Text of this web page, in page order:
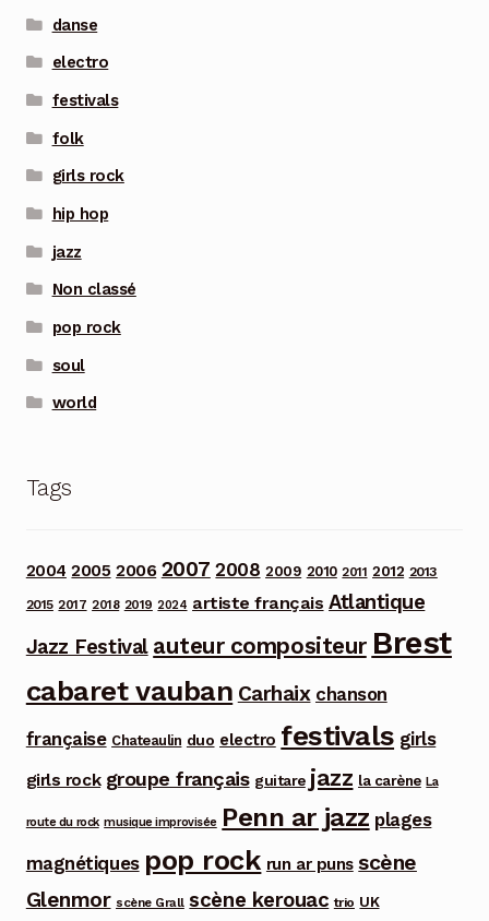
danse
electro
festivals
folk
girls rock
hip hop
jazz
Non classé
pop rock
soul
world
Tags
2004 2005 2006 2007 2008 2009 2010 2011 2012 2013
2015 2017 2018 2019 2024 artiste français Atlantique
Jazz Festival auteur compositeur Brest
cabaret vauban Carhaix chanson
française Chateaulin duo electro festivals girls
girls rock groupe français guitare jazz la carène La
route du rock musique improvisée Penn ar jazz plages
magnétiques pop rock run ar puns scène
Glenmor scène Grall scène kerouac trio UK